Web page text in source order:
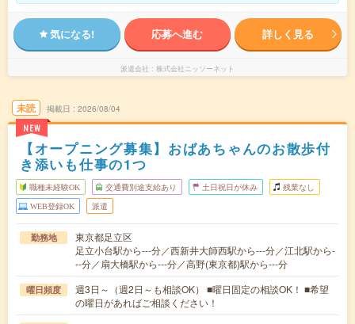
気になる! 応募へ進む 詳しく見る
派遣会社 株式会社ニッソーネット
未読
NEW
掲載日 2026/08/04
【オープニング募集】おばあちゃんのお散歩付
き添いも仕事の1つ
職種未経験OK 交通費別途支給あり 土日祝日が休み 残業なし
WEB登録OK 派遣
勤務地
東京都足立区
足立小台駅から---分／西新井大師西駅から---分／江北駅から-
--分／扇大橋駅から---分／高野(東京都)駅から---分
曜日頻度
週3日～（週2日～も相談OK） ■曜日固定の相談OK！ ■希望
の曜日があればご相談ください！